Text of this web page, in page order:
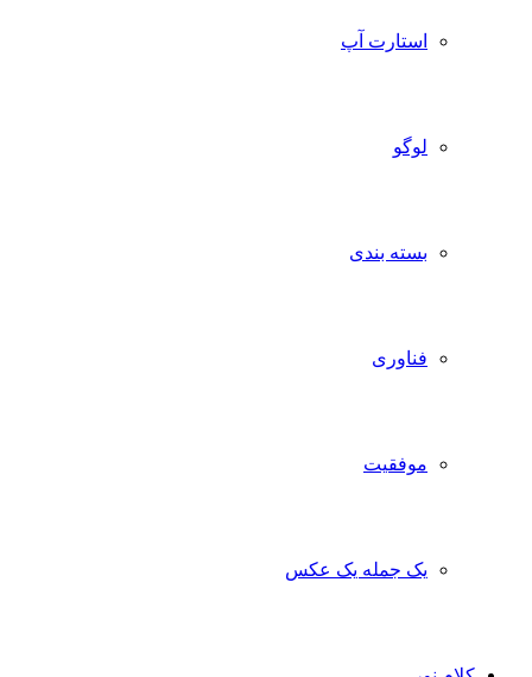
استارت آپ
لوگو
بسته بندی
فناوری
موفقیت
یک جمله یک عکس